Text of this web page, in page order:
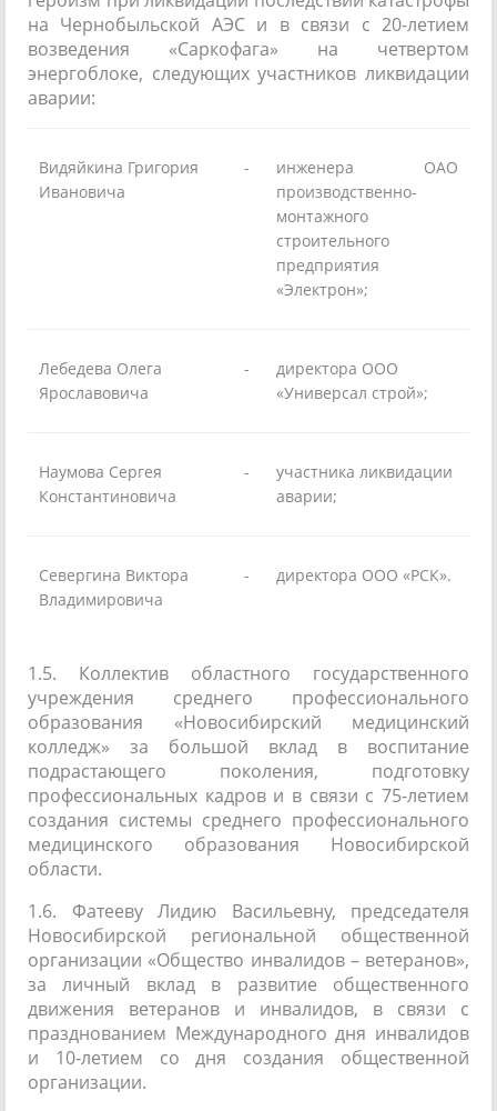
на Чернобыльской АЭС и в связи с 20-летием
возведения «Саркофага» на четвертом
энергоблоке, следующих участников ликвидации
аварии:
Видяйкина Григория
Ивановича
-
инженера ОАО
производственно-
монтажного
строительного
предприятия
«Электрон»;
Лебедева Олега
Ярославовича
-
директора ООО
«Универсал строй»;
Наумова Сергея
Константиновича
-
участника ликвидации
аварии;
Севергина Виктора
Владимировича
- директора ООО «РСК».
1.5. Коллектив областного государственного
учреждения среднего профессионального
образования «Новосибирский медицинский
колледж» за большой вклад в воспитание
подрастающего поколения, подготовку
профессиональных кадров и в связи с 75-летием
создания системы среднего профессионального
медицинского образования Новосибирской
области.
1.6. Фатееву Лидию Васильевну, председателя
Новосибирской региональной общественной
организации «Общество инвалидов – ветеранов»,
за личный вклад в развитие общественного
движения ветеранов и инвалидов, в связи с
празднованием Международного дня инвалидов
и 10-летием со дня создания общественной
организации.